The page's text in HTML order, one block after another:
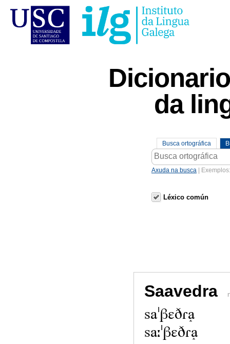
da
Busca ortográfica
Axuda na busca |
Léxico común
Saavedra
saˈβɛðɾa̝
saːˈβɛðɾa̝